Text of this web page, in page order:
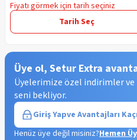
Fiyatı görmek için tarih seçiniz
Tarih Seç
Üye ol, Setur Extra
Üyelerimize özel indirimler ve
seni bekliyor.
Giriş Yapve Avantajları
Henüz üye değil misiniz?Hemen